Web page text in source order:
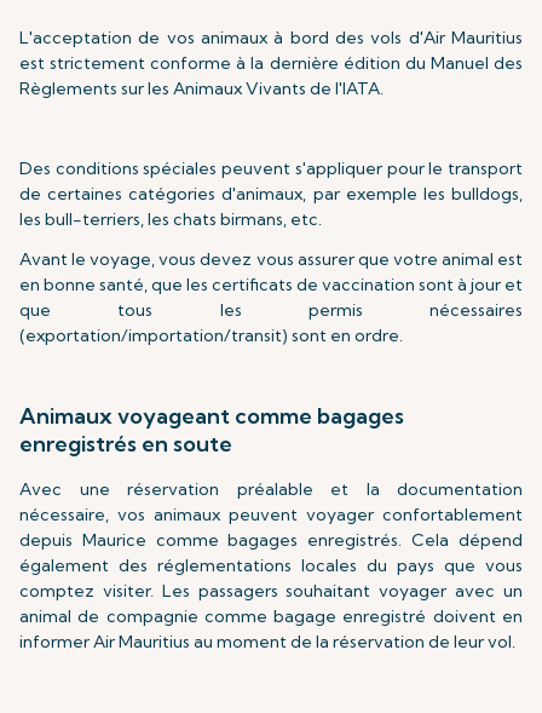
L'acceptation de vos animaux à bord des vols d'Air Mauritius
est strictement conforme à la dernière édition du Manuel des
Règlements sur les Animaux Vivants de l'IATA.
Des conditions spéciales peuvent s'appliquer pour le transport
de certaines catégories d'animaux, par exemple les bulldogs,
les bull-terriers, les chats birmans, etc.
Avant le voyage, vous devez vous assurer que votre animal est
en bonne santé, que les certificats de vaccination sont à jour et
que tous les permis nécessaires
(exportation/importation/transit) sont en ordre.
Animaux voyageant comme bagages
enregistrés en soute
Avec une réservation préalable et la documentation
nécessaire, vos animaux peuvent voyager confortablement
depuis Maurice comme bagages enregistrés. Cela dépend
également des réglementations locales du pays que vous
comptez visiter. Les passagers souhaitant voyager avec un
animal de compagnie comme bagage enregistré doivent en
informer Air Mauritius au moment de la réservation de leur vol.